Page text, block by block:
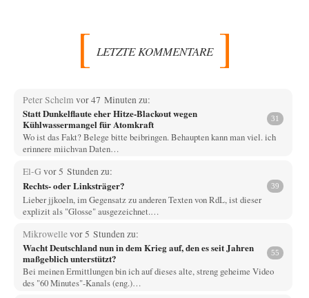
LETZTE KOMMENTARE
Peter Schelm vor 47 Minuten zu:
Statt Dunkelflaute eher Hitze-Blackout wegen
Kühlwassermangel für Atomkraft
31
Wo ist das Fakt? Belege bitte beibringen. Behaupten kann man viel. ich
erinnere miichvan Daten…
El-Gvor 5 Stunden zu:
Rechts- oder Linksträger? 39
Lieber jjkoeln, im Gegensatz zu anderen Texten von RdL, ist dieser
explizit als "Glosse" ausgezeichnet.…
Mikrowellevor 5 Stunden zu:
Wacht Deutschland nun in dem Krieg auf, den es seit Jahren
maßgeblich unterstützt?
55
Bei meinen Ermittlungen bin ich auf dieses alte, streng geheime Video
des "60 Minutes"-Kanals (eng.)…